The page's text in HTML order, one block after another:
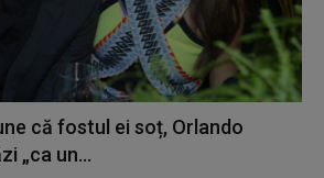
că fostul ei soț, Orlando
„ca un...